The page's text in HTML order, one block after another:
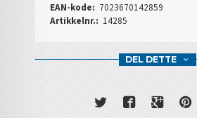
EAN-kode: 7023670142859
Artikkelnr.: 14285
DEL DETTE